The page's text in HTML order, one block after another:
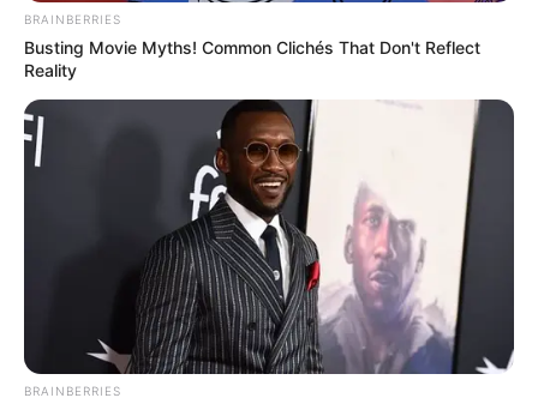
BRAINBERRIES
Busting Movie Myths! Common Clichés That Don't Reflect
Reality
BRAINBERRIES